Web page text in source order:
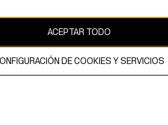
& Mauritz AB.ACEPTAR TODO
DE COOKIES Y SERVICIOS